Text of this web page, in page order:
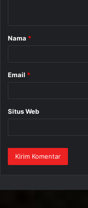
r
Nama *
Email *
Situs Web